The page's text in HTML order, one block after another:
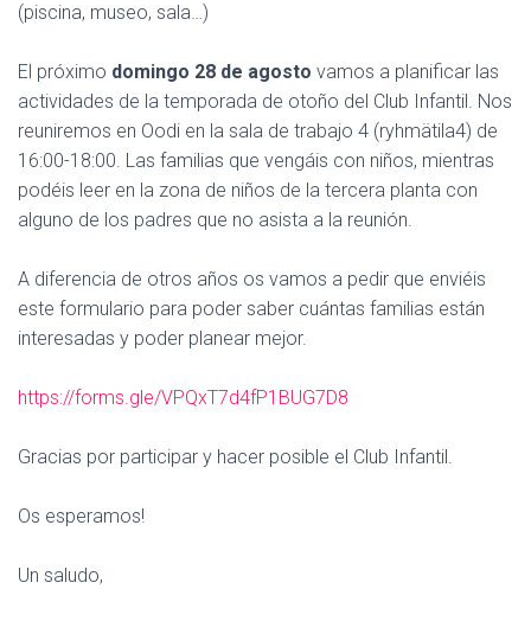
(piscina, museo, sala…)
El próximo domingo 28 de agosto vamos a planificar las
actividades de la temporada de otoño del Club Infantil. Nos
reuniremos en Oodi en la sala de trabajo 4 (ryhmätila4) de
16:00-18:00. Las familias que vengáis con niños, mientras
podéis leer en la zona de niños de la tercera planta con
alguno de los padres que no asista a la reunión.
A diferencia de otros años os vamos a pedir que enviéis
este formulario para poder saber cuántas familias están
interesadas y poder planear mejor.
https://forms.gle/VPQxT7d4fP1BUG7D8
Gracias por participar y hacer posible el Club Infantil.
Os esperamos!
Un saludo,